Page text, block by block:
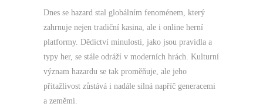
Dnes se hazard stal globálním fenoménem, který
zahrnuje nejen tradiční kasina, ale i online herní
platformy. Dědictví minulosti, jako jsou pravidla a
typy her, se stále odráží v moderních hrách. Kulturní
význam hazardu se tak proměňuje, ale jeho
přitažlivost zůstává i nadále silná napříč generacemi
a zeměmi.